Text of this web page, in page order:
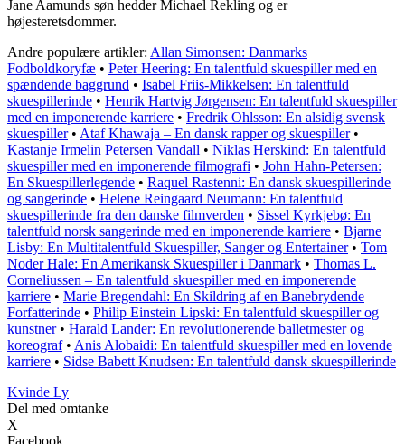
Jane Aamunds søn hedder Michael Rekling og er
højesteretsdommer.
Andre populære artikler: Allan Simonsen: Danmarks
Fodboldkoryfæ • Peter Heering: En talentfuld skuespiller med en
spændende baggrund • Isabel Friis-Mikkelsen: En talentfuld
skuespillerinde • Henrik Hartvig Jørgensen: En talentfuld skuespiller
med en imponerende karriere • Fredrik Ohlsson: En alsidig svensk
skuespiller• Ataf Khawaja – En dansk rapper og skuespiller•
Kastanje Irmelin Petersen Vandall • Niklas Herskind: En talentfuld
skuespiller med en imponerende filmografi • John Hahn-Petersen:
En Skuespillerlegende • Raquel Rastenni: En dansk skuespillerinde
og sangerinde • Helene Reingaard Neumann: En talentfuld
skuespillerinde fra den danske filmverden • Sissel Kyrkjebø: En
talentfuld norsk sangerinde med en imponerende karriere • Bjarne
Lisby: En Multitalentfuld Skuespiller, Sanger og Entertainer• Tom
Noder Hale: En Amerikansk Skuespiller i Danmark • Thomas L.
Corneliussen – En talentfuld skuespiller med en imponerende
karriere • Marie Bregendahl: En Skildring af en Banebrydende
Forfatterinde • Philip Einstein Lipski: En talentfuld skuespiller og
kunstner• Harald Lander: En revolutionerende balletmester og
koreograf• Anis Alobaidi: En talentfuld skuespiller med en lovende
karriere • Sidse Babett Knudsen: En talentfuld dansk skuespillerinde
Kvinde Ly
Del med omtanke
X
Facebook